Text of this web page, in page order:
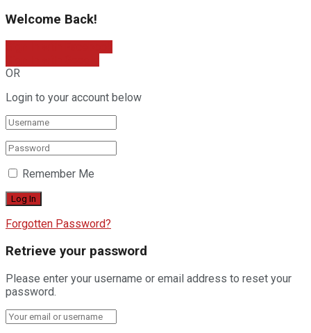
Welcome Back!
OR
Login to your account below
Remember Me
Forgotten Password?
Retrieve your password
Please enter your username or email address to reset your
password.